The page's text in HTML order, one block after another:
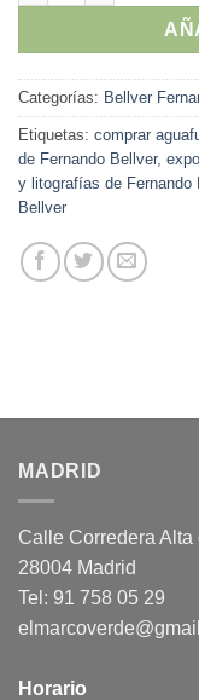
Categorías: Bellver
Etiquetas: comprar
de Fernando Bellver,
y litografías de Fernando
Bellver
MADRID
Calle Corredera
28004 Madrid
Tel: 91 758 05 29
Horario